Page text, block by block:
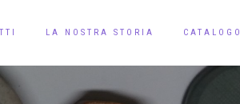
LA NOSTRA STORIA CATALOGO